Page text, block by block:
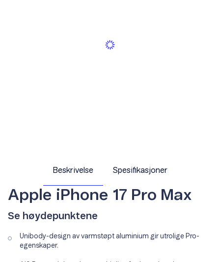
Beskrivelse Spesifikasjoner
Apple iPhone 17 Pro Max
Se høydepunktene
Unibody-design av varmstøpt aluminium gir utrolige Pro-
egenskaper.